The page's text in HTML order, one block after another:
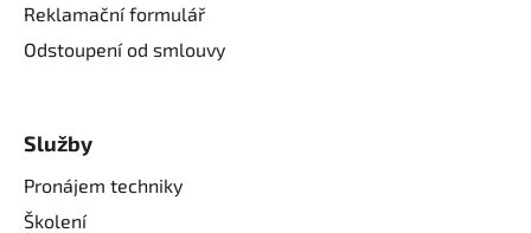
Reklamační formulář
Odstoupení od smlouvy
Služby
Pronájem techniky
Školení